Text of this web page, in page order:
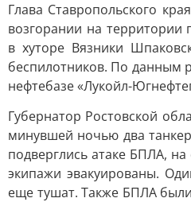
Глава Ставропольского
возгорании на
в хуторе Вязники
беспилотников. По данным
нефтебазе «Лукойл-
Губернатор Ростовской
минувшей ночью два
подверглись атаке БПЛА,
экипажи эвакуированы.
еще тушат. Также БПЛА